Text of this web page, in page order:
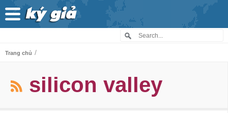
Trang chủ /
silicon valley